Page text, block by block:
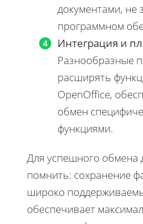
документами, не
программном
Интеграция и
Разнообразные
расширять
OpenOffice,
обмен
функциями.
Для успешного обмена
помнить: сохранение
широко
обеспечивает